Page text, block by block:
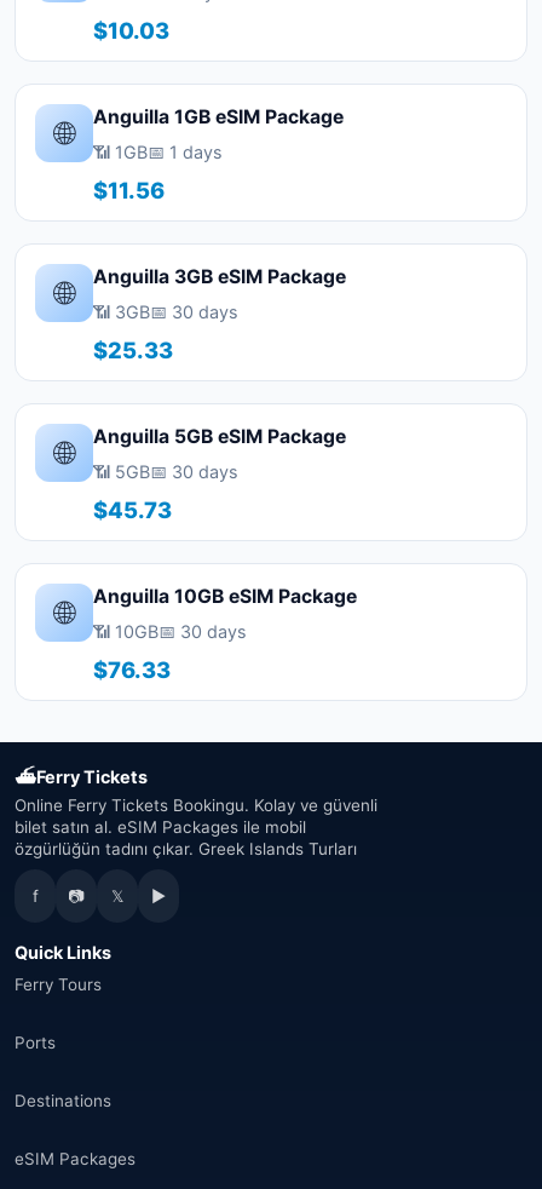
$10.03
🌐 Anguilla 1GB eSIM Package
📶 1GB📅 1 days
$11.56
🌐 Anguilla 3GB eSIM Package
📶 3GB📅 30 days
$25.33
🌐 Anguilla 5GB eSIM Package
📶 5GB📅 30 days
$45.73
🌐 Anguilla 10GB eSIM Package
📶 10GB📅 30 days
$76.33
⛴Ferry Tickets
Online Ferry Tickets Bookingu. Kolay ve güvenli
bilet satın al. eSIM Packages ile mobil
özgürlüğün tadını çıkar. Greek Islands Turları
f 📷 𝕏 ▶
Quick Links
Ferry Tours
Ports
Destinations
eSIM Packages